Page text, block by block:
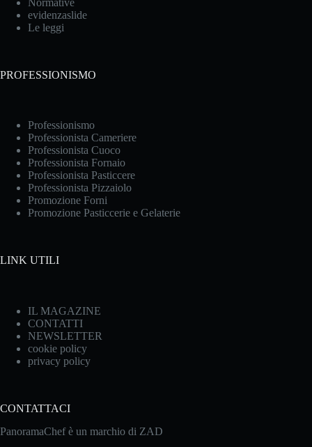
evidenzaslide
Le leggi
PROFESSIONISMO
Professionismo
Professionista Cameriere
Professionista Cuoco
Professionista Fornaio
Professionista Pasticcere
Professionista Pizzaiolo
Promozione Forni
Promozione Pasticcerie e Gelaterie
LINK UTILI
IL MAGAZINE
CONTATTI
NEWSLETTER
cookie policy
privacy policy
CONTATTACI
PanoramaChef è un marchio di ZAD